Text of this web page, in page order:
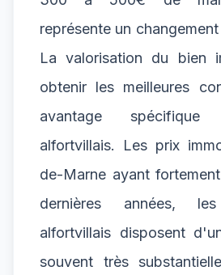
représente un
La valorisation du bien
obtenir les meilleures
avantage
alfortvillais. Les prix
de-Marne ayant
dernières années,
alfortvillais disposent
souvent très